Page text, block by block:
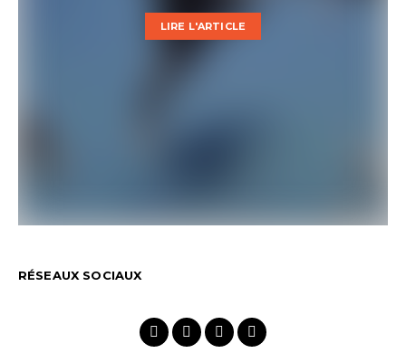
LIRE L'ARTICLE
RÉSEAUX SOCIAUX